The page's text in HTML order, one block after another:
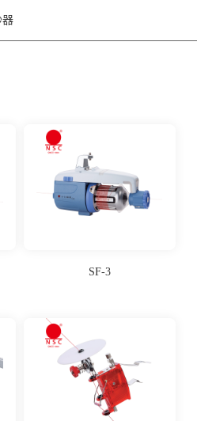
器
SF-3